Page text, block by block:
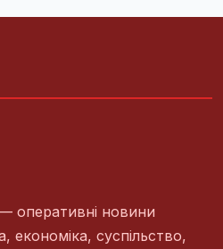
оперативні новини
економіка, суспільство,